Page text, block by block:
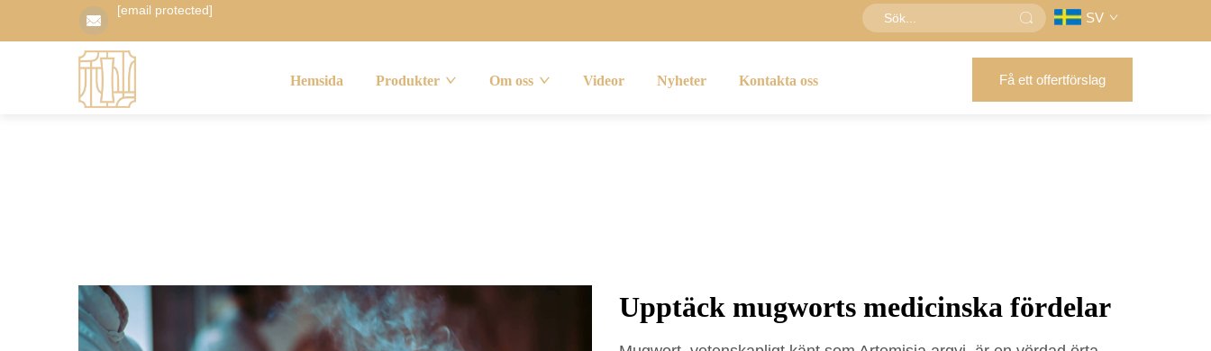
[email protected] SV
Hemsida Produkter Om oss Videor Nyheter Kontakta oss Få ett offertförslag
Upptäck mugworts medicinska fördelar